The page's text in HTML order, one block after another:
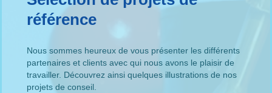
référence
Nous sommes heureux de vous présenter les différents
partenaires et clients avec qui nous avons le plaisir de
travailler. Découvrez ainsi quelques illustrations de nos
projets de conseil.